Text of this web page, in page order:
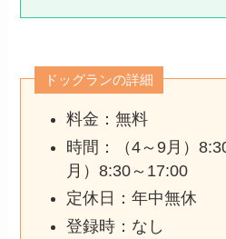
ドッグランの詳細
料金：無料
時間：（4～9月）
月）8:30～17:00
定休日：年中無休
登録時：なし